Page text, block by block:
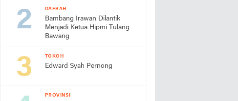
DAERAH
Bambang Irawan Dilantik
Menjadi Ketua Hipmi Tulang
Bawang
TOKOH
Edward Syah Pernong
PROVINSI